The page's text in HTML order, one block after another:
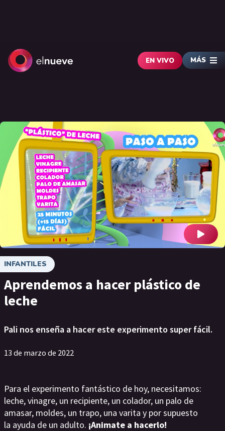
EN VIVO MÁS
INFANTILES
Aprendemos a hacer plástico de
leche
Pali nos enseña a hacer este experimento super fácil.
13 de marzo de 2022
Para el experimento fantástico de hoy, necesitamos:
leche, vinagre, un recipiente, un colador, un palo de
amasar, moldes, un trapo, una varita y por supuesto
la ayuda de un adulto. ¡Animate a hacerlo!